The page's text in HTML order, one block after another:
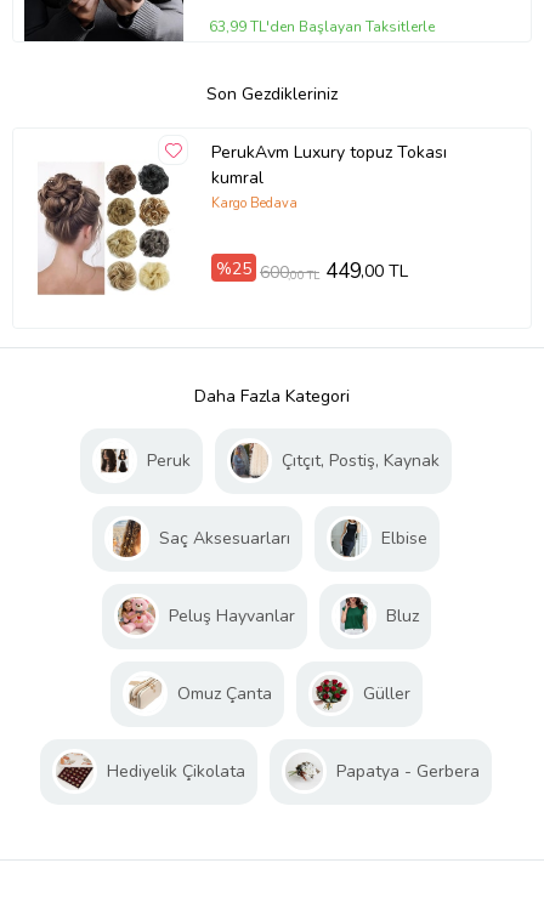
63,99 TL'den Başlayan Taksitlerle
Son Gezdikleriniz
PerukAvm Luxury topuz Tokası
kumral
Kargo Bedava
%25 600,00 TL 449,00 TL
Daha Fazla Kategori
Peruk Çıtçıt, Postiş, Kaynak
Saç Aksesuarları Elbise
Peluş Hayvanlar Bluz
Omuz Çanta Güller
Hediyelik Çikolata Papatya - Gerbera